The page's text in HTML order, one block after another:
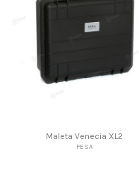
Maleta Venecia XL2
FESA